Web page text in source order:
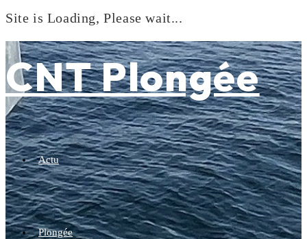
Site is Loading, Please wait...
to
content
CNT Plongée
Actu
Plongée